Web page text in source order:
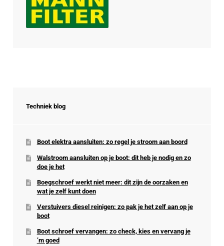
Techniek blog
Boot elektra aansluiten: zo regel je stroom aan boord
Walstroom aansluiten op je boot: dit heb je nodig en zo
doe je het
Boegschroef werkt niet meer: dit zijn de oorzaken en
wat je zelf kunt doen
Verstuivers diesel reinigen: zo pak je het zelf aan op je
boot
Boot schroef vervangen: zo check, kies en vervang je
’m goed